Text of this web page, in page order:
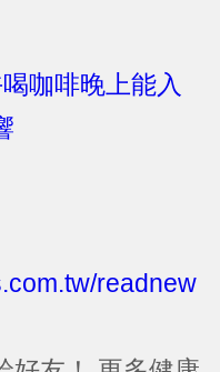
咖啡晚上能入
readnew